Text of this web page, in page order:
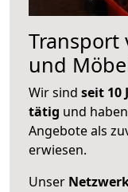
Transport
und
Wir sind seit 10
tätig und
Angebote als
erwiesen.
Unser